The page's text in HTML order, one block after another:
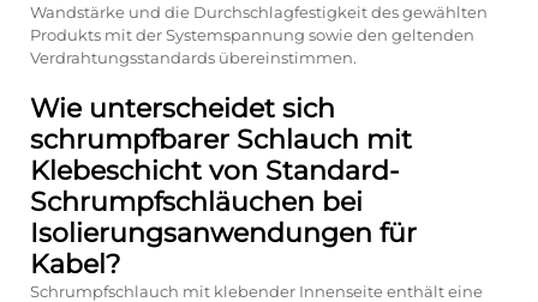
Wandstärke und die Durchschlagfestigkeit des gewählten
Produkts mit der Systemspannung sowie den geltenden
Verdrahtungsstandards übereinstimmen.
Wie unterscheidet sich
schrumpfbarer Schlauch mit
Klebeschicht von Standard-
Schrumpfschläuchen bei
Isolierungsanwendungen für
Kabel?
Schrumpfschlauch mit klebender Innenseite enthält eine